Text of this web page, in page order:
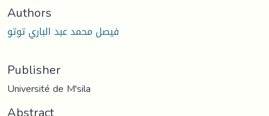
Authors
فيصل محمد عبد الباري توتو
Publisher
Université de M'sila